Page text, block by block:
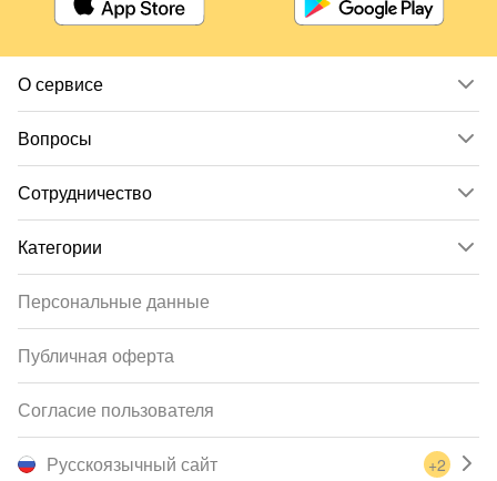
О сервисе
Вопросы
Сотрудничество
Категории
Русскоязычный сайт +2
Персональные данные
Публичная оферта
Согласие пользователя